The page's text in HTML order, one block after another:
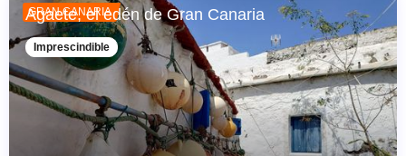
qué visitar.
GRAN CANARIA
Agaete, el edén de Gran Canaria
Imprescindible